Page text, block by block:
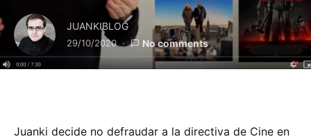
JUANKIBLOG
29/10/2020 No comments
Juanki decide no defraudar a la directiva de Cine en